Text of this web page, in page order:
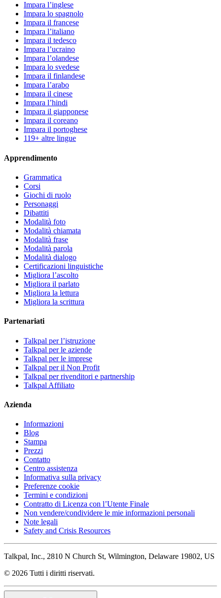
Impara l’inglese
Impara lo spagnolo
Impara il francese
Impara l’italiano
Impara il tedesco
Impara l’ucraino
Impara l’olandese
Impara lo svedese
Impara il finlandese
Impara l’arabo
Impara il cinese
Impara l’hindi
Impara il giapponese
Impara il coreano
Impara il portoghese
119+ altre lingue
Apprendimento
Grammatica
Corsi
Giochi di ruolo
Personaggi
Dibattiti
Modalità foto
Modalità chiamata
Modalità frase
Modalità parola
Modalità dialogo
Certificazioni linguistiche
Migliora l’ascolto
Migliora il parlato
Migliora la lettura
Migliora la scrittura
Partenariati
Talkpal per l’istruzione
Talkpal per le aziende
Talkpal per le imprese
Talkpal per il Non Profit
Talkpal per rivenditori e partnership
Talkpal Affiliato
Azienda
Informazioni
Blog
Stampa
Prezzi
Contatto
Centro assistenza
Informativa sulla privacy
Preferenze cookie
Termini e condizioni
Contratto di Licenza con l’Utente Finale
Non vendere/condividere le mie informazioni personali
Note legali
Safety and Crisis Resources
Talkpal, Inc., 2810 N Church St, Wilmington, Delaware 19802, US
© 2026 Tutti i diritti riservati.